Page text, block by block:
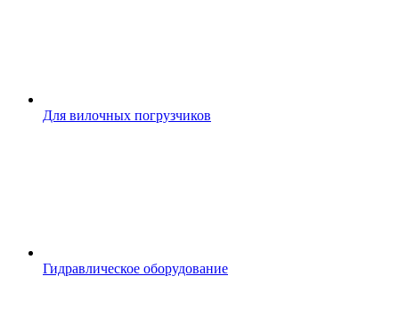
Для вилочных погрузчиков
Гидравлическое оборудование